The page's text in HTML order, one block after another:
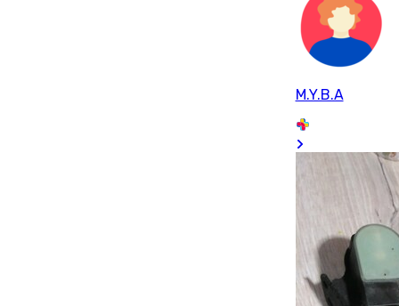
M.Y.B.A